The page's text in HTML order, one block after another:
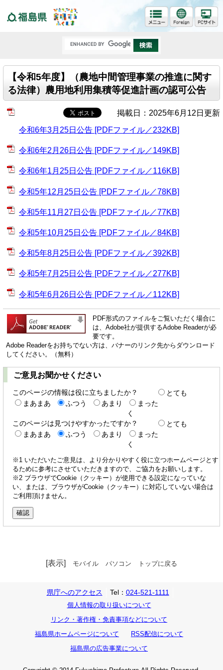
【令和5年度】（農地中間管理事業の推進に関す
る法律）農用地利用集積等促進計画の認可公告
掲載日：2025年6月12日更新
令和6年3月25日公告 [PDFファイル／232KB]
令和6年2月26日公告 [PDFファイル／149KB]
令和6年1月25日公告 [PDFファイル／116KB]
令和5年12月25日公告 [PDFファイル／78KB]
令和5年11月27日公告 [PDFファイル／77KB]
令和5年10月25日公告 [PDFファイル／84KB]
令和5年8月25日公告 [PDFファイル／392KB]
令和5年7月25日公告 [PDFファイル／277KB]
令和5年6月26日公告 [PDFファイル／112KB]
PDF形式のファイルをご覧いただく場合に
は、Adobe社が提供するAdobe Readerが必
要です。
Adobe Readerをお持ちでない方は、バナーのリンク先からダウンロード
してください。（無料）
ご意見お聞かせください
このページの情報は役に立ちましたか？
とても
まあまあ
ふつう あまり
まった
く
このページは見つけやすかったですか？
とても
まあまあ
ふつう あまり
まった
く
※1 いただいたご意見は、より分かりやすく役に立つホームページとす
るために参考にさせていただきますので、ご協力をお願いします。
※2 ブラウザでCookie（クッキー）が使用できる設定になっていな
い、または、ブラウザがCookie（クッキー）に対応していない場合は
ご利用頂けません。
[表示] モバイル パソコン トップに戻る
県庁へのアクセス Tel： 024-521-1111
個人情報の取り扱いについて
リンク・著作権・免責事項などについて
福島県ホームページについて
RSS配信について
福島県の広告事業について